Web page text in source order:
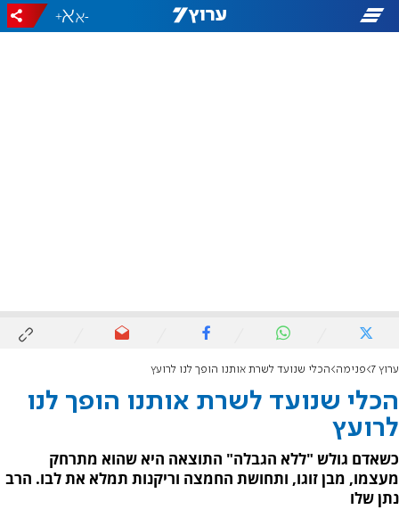
-
+
ערוץ 7 פנימה הכלי שנועד לשרת אותנו הופך לנו לרועץ
הכלי שנועד לשרת אותנו הופך לנו
לרועץ
כשאדם גולש "ללא הגבלה" התוצאה היא שהוא מתרחק
מעצמו, מבן זוגו, ותחושת החמצה וריקנות תמלא את לבו. הרב
נתן שלו